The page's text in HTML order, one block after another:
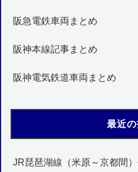
阪急電鉄車両まとめ
阪神本線記事まとめ
阪神電気鉄道車両まとめ
最近
JR琵琶湖線（米原～京都間